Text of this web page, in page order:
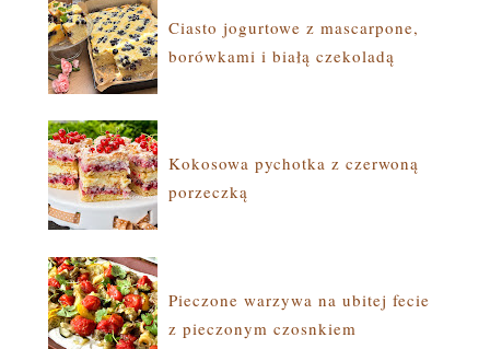
Ciasto jogurtowe z mascarpone,
borówkami i białą czekoladą
Kokosowa pychotka z czerwoną
porzeczką
Pieczone warzywa na ubitej fecie
z pieczonym czosnkiem